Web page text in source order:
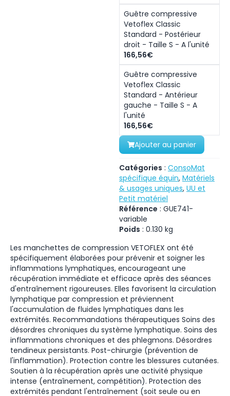
Guêtre compressive
Vetoflex Classic
Standard - Postérieur
droit - Taille S - A l'unité
166,56€
Guêtre compressive
Vetoflex Classic
Standard - Antérieur
gauche - Taille S - A
l'unité
166,56€
Ajouter au panier
Catégories : ConsoMat
spécifique équin, Matériels
& usages uniques, UU et
Petit matériel
Référence : GUE741-
variable
Poids : 0.130 kg
Les manchettes de compression VETOFLEX ont été
spécifiquement élaborées pour prévenir et soigner les
inflammations lymphatiques, encourageant une
récupération immédiate et efficace après des séances
d'entraînement rigoureuses. Elles favorisent la circulation
lymphatique par compression et préviennent
l'accumulation de fluides lymphatiques dans les
extrémités. Recommandations thérapeutiques Soins des
désordres chroniques du système lymphatique. Soins des
inflammations chroniques et des phlegmons. Désordres
tendineux persistants. Post-chirurgie (prévention de
l'inflammation). Protection contre les blessures cutanées.
Soutien à la récupération après une activité physique
intense (entraînement, compétition). Protection des
extrémités pendant l'entraînement (soit seule ou en